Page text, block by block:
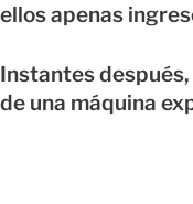
ellos apenas
Instantes
de una máquina